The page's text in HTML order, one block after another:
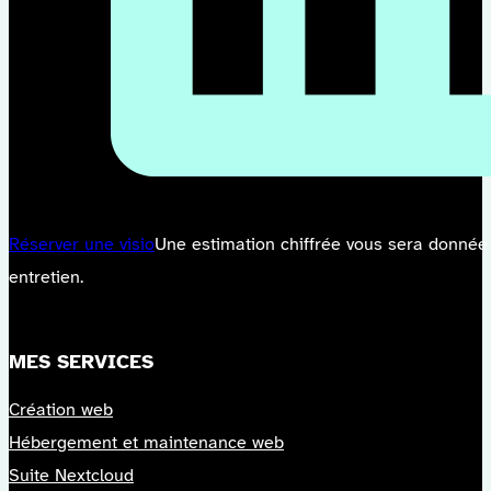
Réserver une visioUne estimation chiffrée vous sera
entretien.
MES SERVICES
Création web
Hébergement et maintenance web
Suite Nextcloud